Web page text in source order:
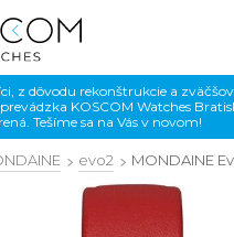
z dôvodu rekonštrukcie a
KOSCOM Watches
Tešíme sa na Vás v novom!
evo2 MONDAINE